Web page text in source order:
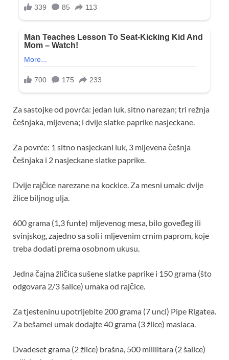
Za sastojke od povrća: jedan luk, sitno narezan; tri režnja
češnjaka, mljevena; i dvije slatke paprike nasjeckane.
Za povrće: 1 sitno nasjeckani luk, 3 mljevena češnja
češnjaka i 2 nasjeckane slatke paprike.
Dvije rajčice narezane na kockice. Za mesni umak: dvije
žlice biljnog ulja.
600 grama (1,3 funte) mljevenog mesa, bilo goveđeg ili
svinjskog, zajedno sa soli i mljevenim crnim paprom, koje
treba dodati prema osobnom ukusu.
Jedna čajna žličica sušene slatke paprike i 150 grama (što
odgovara 2/3 šalice) umaka od rajčice.
Za tjesteninu upotrijebite 200 grama (7 unci) Pipe Rigatea.
Za bešamel umak dodajte 40 grama (3 žlice) maslaca.
Dvadeset grama (2 žlice) brašna, 500 mililitara (2 šalice)